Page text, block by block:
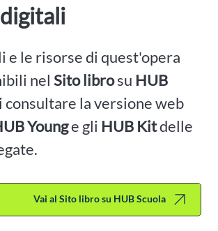
e le risorse di quest'opera
nel Sito librosu HUB
consultare la versione web
Younge gli HUB Kitdelle
Vai al Sito libro su HUB Scuola